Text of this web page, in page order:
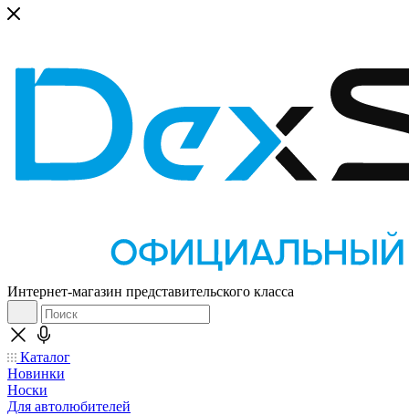
Интернет-магазин представительского класса
Каталог
Новинки
Носки
Для автолюбителей